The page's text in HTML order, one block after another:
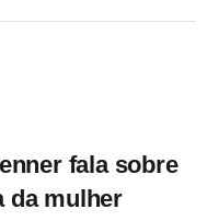
fala sobre
da mulher